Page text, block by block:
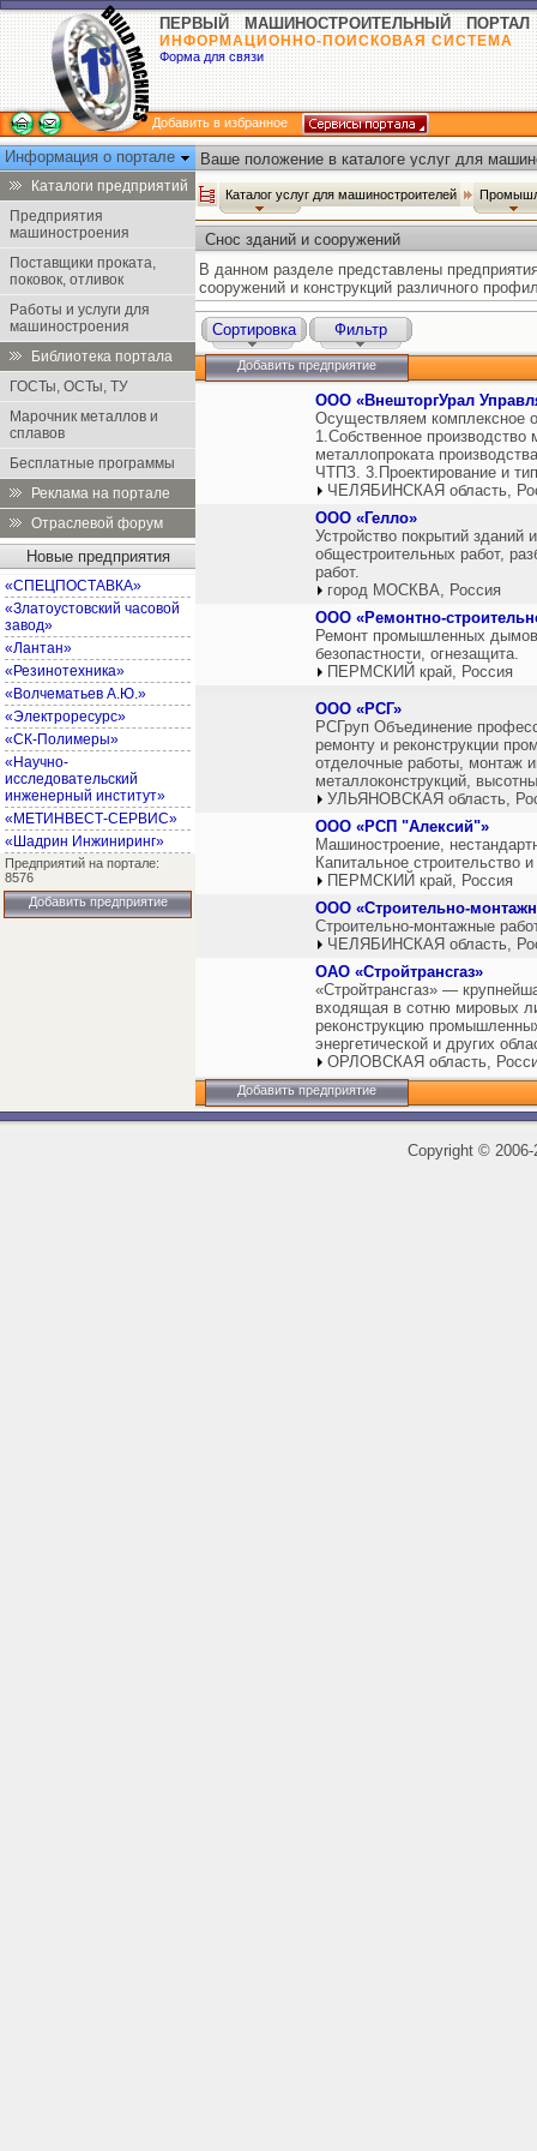
ПЕРВЫЙ МАШИНОСТРОИТЕЛЬНЫЙ ПОРТАЛ
ИНФОРМАЦИОННО-ПОИСКОВАЯ СИСТЕМА
Форма для связи
Добавить в избранное
Информация о портале
Каталоги предприятий
Предприятия
машиностроения
Поставщики проката,
поковок, отливок
Работы и услуги для
машиностроения
Библиотека портала
ГОСТы, ОСТы, ТУ
Марочник металлов и
сплавов
Бесплатные программы
Реклама на портале
Отраслевой форум
Новые предприятия
«СПЕЦПОСТАВКА»
«Златоустовский часовой
завод»
«Лантан»
«Резинотехника»
«Волчематьев А.Ю.»
«Электроресурс»
«СК-Полимеры»
«Научно-
исследовательский
инженерный институт»
«МЕТИНВЕСТ-СЕРВИС»
«Шадрин Инжиниринг»
Предприятий на портале:
8576
Добавить предприятие
Ваше положение в каталоге услуг для
Каталог услуг для машиностроителей
Снос зданий и сооружений
В данном разделе представлены
сооружений и конструкций различного
Сортировка Фильтр
Добавить предприятие
ООО «ВнешторгУрал
Осуществляем комплексное
1.Собственное
металлопроката
ЧТПЗ. 3.Проектирование и
ЧЕЛЯБИНСКАЯ область,
ООО «Гелло»
Устройство покрытий зданий
общестроительных работ,
работ.
город МОСКВА, Россия
ООО «Ремонтно-
Ремонт промышленных
безопастности, огнезащита.
ПЕРМСКИЙ край, Россия
ООО «РСГ»
РСГруп Объединение
ремонту и реконструкции
отделочные работы, монтаж
металлоконструкций,
УЛЬЯНОВСКАЯ область,
ООО «РСП "Алексий"»
Машиностроение,
Капитальное строительство
ПЕРМСКИЙ край, Россия
ООО «Строительно-
Строительно-монтажные
ЧЕЛЯБИНСКАЯ область,
ОАО «Стройтрансгаз»
«Стройтрансгаз» —
входящая в сотню мировых
реконструкцию
энергетической и других
ОРЛОВСКАЯ область,
Добавить предприятие
Copyright ©